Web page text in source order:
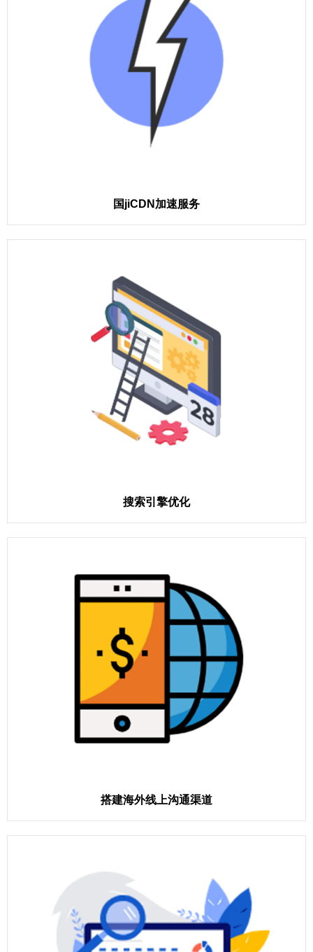
国jiCDN加速服务
搜索引擎优化
搭建海外线上沟通渠道